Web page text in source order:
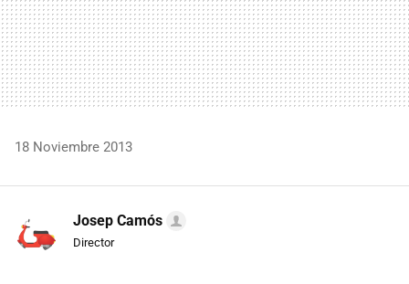
18 Noviembre 2013
Josep Camós
Director